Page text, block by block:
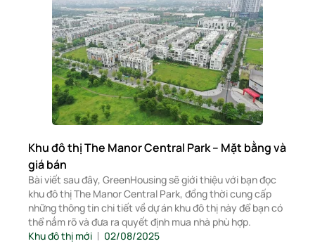
Khu đô thị The Manor Central Park – Mặt bằng và
giá bán
Bài viết sau đây, GreenHousing sẽ giới thiệu với bạn đọc
khu đô thị The Manor Central Park, đồng thời cung cấp
những thông tin chi tiết về dự án khu đô thị này để bạn có
thể nắm rõ và đưa ra quyết định mua nhà phù hợp.
Khu đô thị mới
02/08/2025